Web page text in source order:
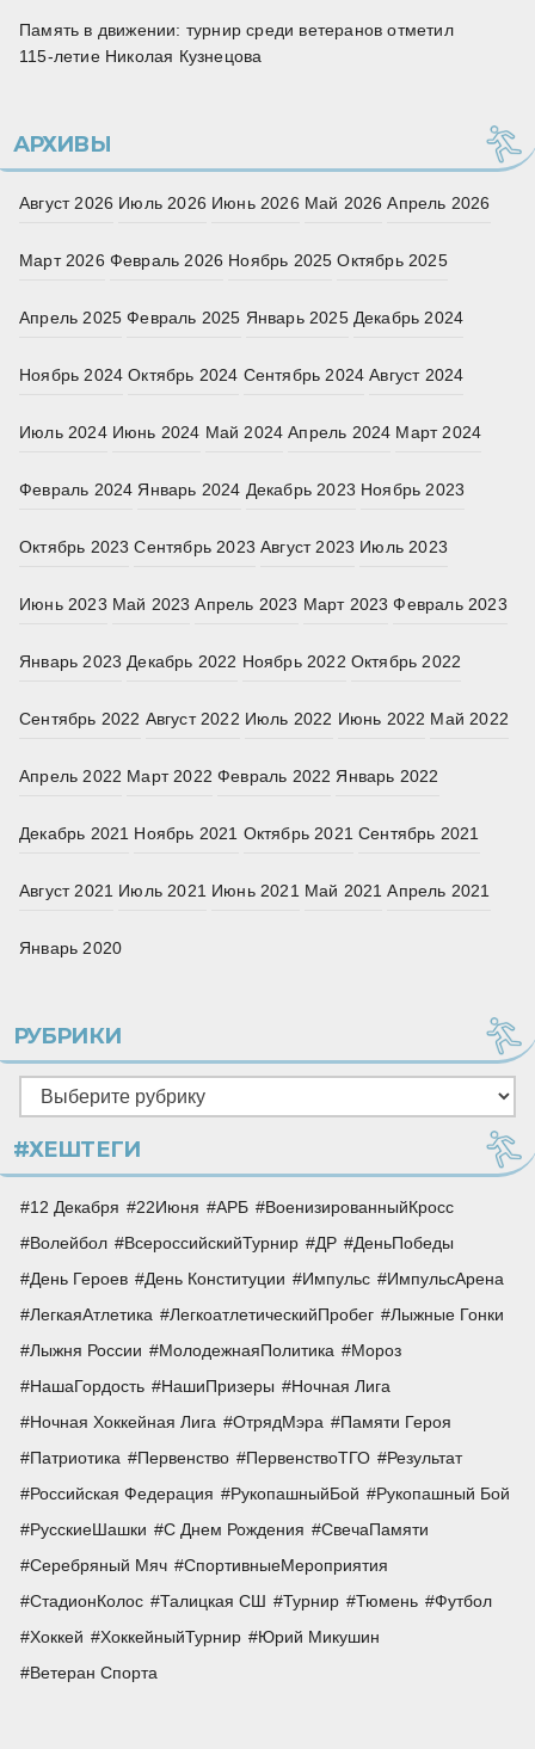
Память в движении: турнир среди ветеранов отметил
115‑летие Николая Кузнецова
АРХИВЫ
Август 2026 Июль 2026 Июнь 2026 Май 2026 Апрель 2026
Март 2026 Февраль 2026 Ноябрь 2025 Октябрь 2025
Апрель 2025 Февраль 2025 Январь 2025 Декабрь 2024
Ноябрь 2024 Октябрь 2024 Сентябрь 2024 Август 2024
Июль 2024 Июнь 2024 Май 2024 Апрель 2024 Март 2024
Февраль 2024 Январь 2024 Декабрь 2023 Ноябрь 2023
Октябрь 2023 Сентябрь 2023 Август 2023 Июль 2023
Июнь 2023 Май 2023 Апрель 2023 Март 2023 Февраль 2023
Январь 2023 Декабрь 2022 Ноябрь 2022 Октябрь 2022
Сентябрь 2022 Август 2022 Июль 2022 Июнь 2022 Май 2022
Апрель 2022 Март 2022 Февраль 2022 Январь 2022
Декабрь 2021 Ноябрь 2021 Октябрь 2021 Сентябрь 2021
Август 2021 Июль 2021 Июнь 2021 Май 2021 Апрель 2021
Январь 2020
РУБРИКИ
Рубрики
#ХЕШТЕГИ
12 Декабря 22Июня АРБ
ВоенизированныйКросс
Волейбол
ВсероссийскийТурнир ДР
ДеньПобеды
День Героев
День Конституции Импульс
ИмпульсАрена
ЛегкаяАтлетика
ЛегкоатлетическийПробег
Лыжные Гонки
Лыжня России
МолодежнаяПолитика
Мороз
НашаГордость
НашиПризеры
Ночная Лига
Ночная Хоккейная Лига
ОтрядМэра
Памяти Героя
Патриотика
Первенство ПервенствоТГО
Результат
Российская Федерация
РукопашныйБой
Рукопашный Бой
РусскиеШашки
С Днем Рождения
СвечаПамяти
Серебряный Мяч
СпортивныеМероприятия
СтадионКолос
Талицкая СШ Турнир Тюмень
Футбол
Хоккей
ХоккейныйТурнир
Юрий Микушин
Ветеран Спорта